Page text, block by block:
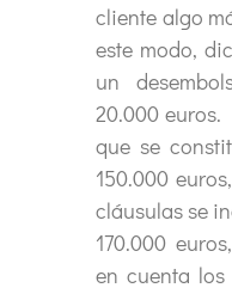
cliente algo
este modo,
un
20.000 euros.
que se
150.000
cláusulas se
170.000
en cuenta los